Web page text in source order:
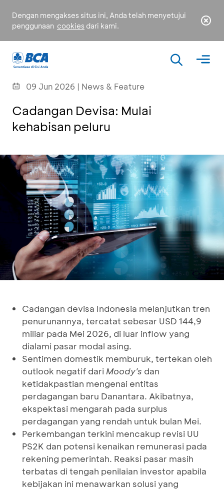
Dengan mengakses situs ini, Anda telah menyetujui
penggunaan cookies dari kami.
09 Jun 2026 | News & Feature
Cadangan Devisa: Mulai
kehabisan peluru
Cadangan devisa Indonesia melanjutkan tren
penurunannya, tercatat sebesar USD 144,9
miliar pada Mei 2026, di luar inflow yang
dialami pasar modal asing.
Sentimen domestik memburuk, tertekan oleh
outlook negatif dari Moody's dan
ketidakpastian mengenai entitas
perdagangan baru Danantara. Akibatnya,
ekspektasi mengarah pada surplus
perdagangan yang rendah untuk bulan Mei.
Perkembangan terkini mencakup revisi UU
PS2K dan potensi kenaikan remunerasi pada
rekening pemerintah. Reaksi pasar masih
terbatas di tengah penilaian investor apabila
kebijakan ini menawarkan solusi yang